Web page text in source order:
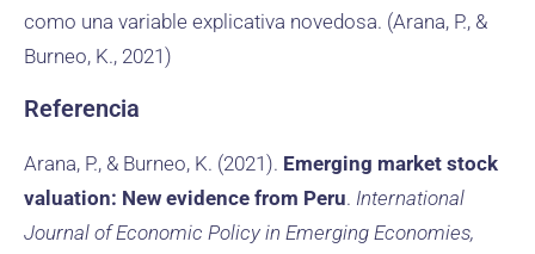
como una variable explicativa novedosa. (Arana, P., &
Burneo, K., 2021)
Referencia
Arana, P., & Burneo, K. (2021). Emerging market stock
valuation: New evidence from Peru. International
Journal of Economic Policy in Emerging Economies,